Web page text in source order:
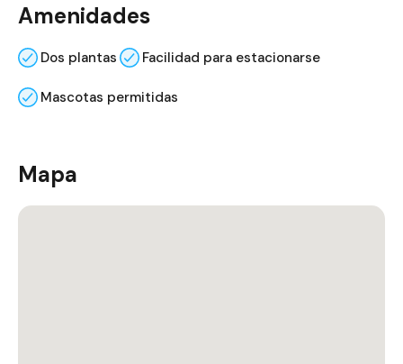
Amenidades
Dos plantas Facilidad para estacionarse
Mascotas permitidas
Mapa